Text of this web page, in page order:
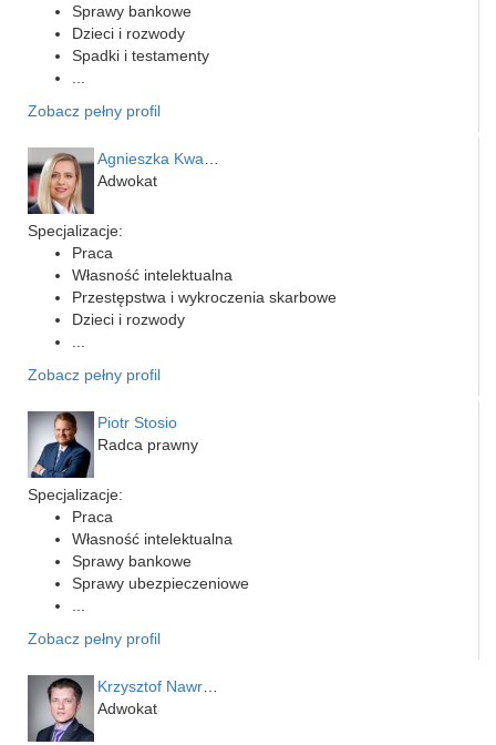
Sprawy bankowe
Dzieci i rozwody
Spadki i testamenty
Zobacz pełny profil
Adwokat
Specjalizacje:
Praca
Własność intelektualna
Przestępstwa i wykroczenia skarbowe
Dzieci i rozwody
Zobacz pełny profil
Piotr Stosio
Radca prawny
Specjalizacje:
Praca
Własność intelektualna
Sprawy bankowe
Sprawy ubezpieczeniowe
Zobacz pełny profil
Adwokat